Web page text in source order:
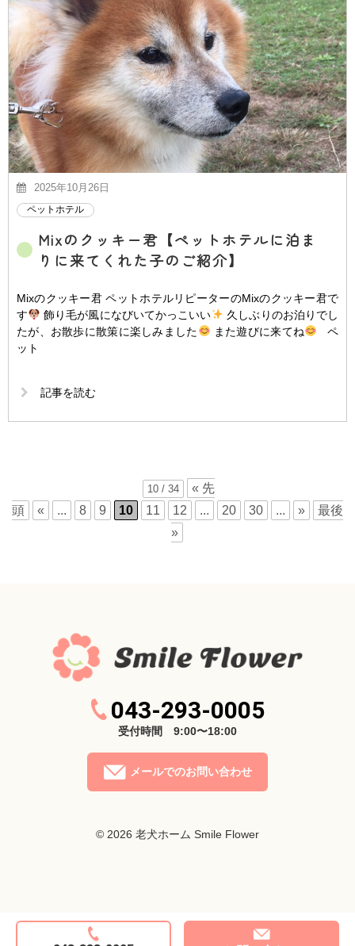
2025年10月26日
ペットホテル
Mixのクッキー君【ペットホテルに泊ま
りに来てくれた子のご紹介】
Mixのクッキー君 ペットホテルリピーターのMixのクッキー君で
す
飾り毛が風になびいてかっこいい
久しぶりのお泊りでし
たが、お散歩に散策に楽しみました
また遊びに来てね
ペ
ット
記事を読む
10 / 34
« 先
頭
« ... 8 9 10 11 12 ... 20 30 ... »
最後
»
043-293-0005
受付時間 9:00〜18:00
メールでのお問い合わせ
© 2026 老犬ホーム Smile Flower